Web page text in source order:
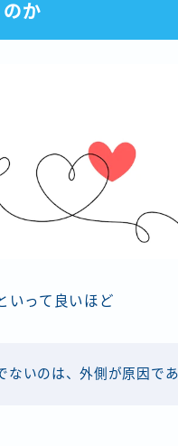
か
いって良いほど
ないのは、外側が原因であ